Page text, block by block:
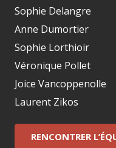
Sophie Delangre
Anne Dumortier
Sophie Lorthioir
Véronique Pollet
Joice Vancoppenolle
Laurent Zikos
RENCONTRER